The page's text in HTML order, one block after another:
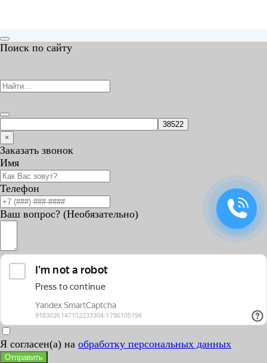
Поиск по сайту
×
Заказать звонок
Имя
Телефон
Ваш вопрос? (Необязательно)
Я согласен(а) на обработку персональных данных
Отправить